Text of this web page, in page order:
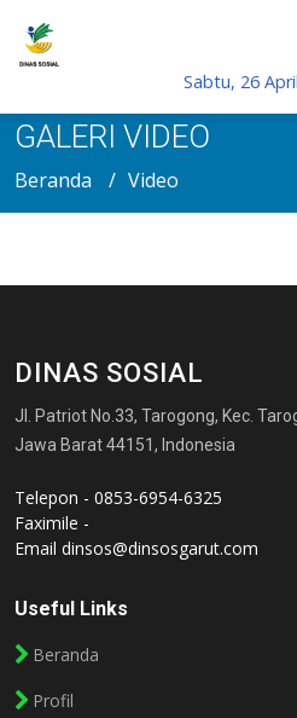
Sabtu, 26
GALERI VIDEO
Beranda Video
DINAS SOSIAL
Jl. Patriot No.33, Tarogong, Kec.
Jawa Barat 44151, Indonesia
Telepon - 0853-6954-6325
Faximile -
Email dinsos@dinsosgarut.com
Useful Links
Beranda
Profil